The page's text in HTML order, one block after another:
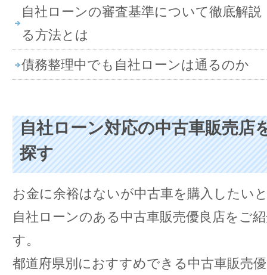
自社ローンの審査基準について徹底解
る方法とは
債務整理中でも自社ローンは通るのか
自社ローン対応の中古車販売店
探す
お金に余裕はないが中古車を購入したい
自社ローンのある中古車販売優良店をご
す。
都道府県別におすすめできる中古車販売